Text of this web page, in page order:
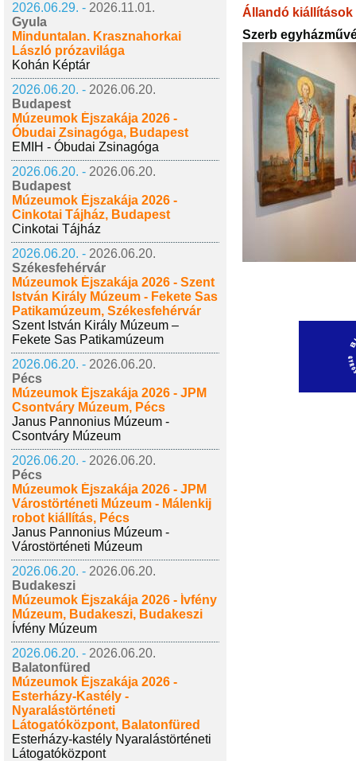
2026.06.29. - 2026.11.01.
Gyula
Minduntalan. Krasznahorkai
László prózavilága
Kohán Képtár
2026.06.20. - 2026.06.20.
Budapest
Múzeumok Éjszakája 2026 -
Óbudai Zsinagóga, Budapest
EMIH - Óbudai Zsinagóga
2026.06.20. - 2026.06.20.
Budapest
Múzeumok Éjszakája 2026 -
Cinkotai Tájház, Budapest
Cinkotai Tájház
2026.06.20. - 2026.06.20.
Székesfehérvár
Múzeumok Éjszakája 2026 - Szent
István Király Múzeum - Fekete Sas
Patikamúzeum, Székesfehérvár
Szent István Király Múzeum –
Fekete Sas Patikamúzeum
2026.06.20. - 2026.06.20.
Pécs
Múzeumok Éjszakája 2026 - JPM
Csontváry Múzeum, Pécs
Janus Pannonius Múzeum -
Csontváry Múzeum
2026.06.20. - 2026.06.20.
Pécs
Múzeumok Éjszakája 2026 - JPM
Várostörténeti Múzeum - Málenkij
robot kiállítás, Pécs
Janus Pannonius Múzeum -
Várostörténeti Múzeum
2026.06.20. - 2026.06.20.
Budakeszi
Múzeumok Éjszakája 2026 - Ívfény
Múzeum, Budakeszi, Budakeszi
Ívfény Múzeum
2026.06.20. - 2026.06.20.
Balatonfüred
Múzeumok Éjszakája 2026 -
Esterházy-Kastély -
Nyaralástörténeti
Látogatóközpont, Balatonfüred
Esterházy-kastély Nyaralástörténeti
Látogatóközpont
Állandó kiállítások
Szerb